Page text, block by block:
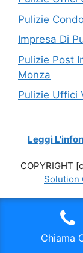
Pulizie
Impresa Di
Pulizie Post
Monza
Pulizie Uffici
Leggi
COPYRIGHT
Solution
Chiama